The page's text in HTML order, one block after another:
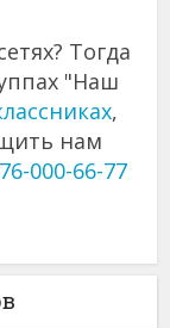
Тогда
"Наш
,
нам
000-66-77